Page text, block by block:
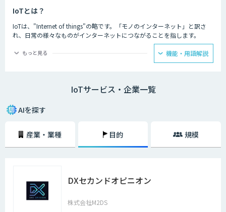
IoTとは？
IoTは、"Internet of things"の略です。「モノのインターネット」と訳さ
れ、日常の様々なものがインターネットにつながることを指します。
IoTによってできることは主に二つあり、一つ目はモノの遠隔操作です。
インターネットにつながったモノを、リモコンなどを用いて遠隔から動き
二つ目は、モノのモニタリングです。モノにセンサーなどをつけ、その情
ことができます。
め、より便利で快適な生活ができるようになると期待されています。
もっと見る 機能・用語解説
IoTサービス・企業一覧
AIを探す
産業・業種 目的 規模
DXセカンドオピニオン
株式会社M2DS